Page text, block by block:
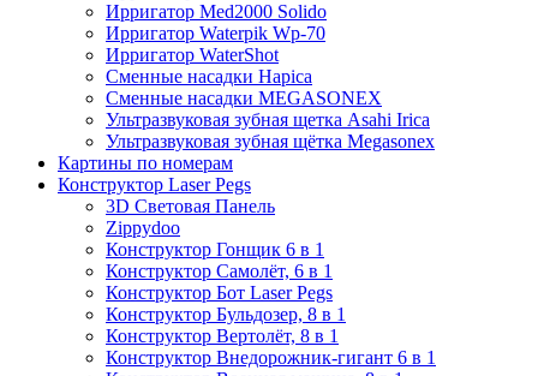
Ирригатор Med2000 Solido
Ирригатор Waterpik Wp-70
Ирригатор WaterShot
Сменные насадки Hapica
Сменные насадки MEGASONEX
Ультразвуковая зубная щетка Asahi Irica
Ультразвуковая зубная щётка Megasonex
Картины по номерам
Конструктор Laser Pegs
3D Световая Панель
Zippydoo
Конструктор Гонщик 6 в 1
Конструктор Cамолёт, 6 в 1
Конструктор Бот Laser Pegs
Конструктор Бульдозер, 8 в 1
Конструктор Вертолёт, 8 в 1
Конструктор Внедорожник-гигант 6 в 1